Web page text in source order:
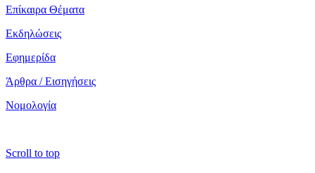
Επίκαιρα Θέματα
Εκδηλώσεις
Εφημερίδα
Άρθρα / Εισηγήσεις
Νομολογία
Scroll to top